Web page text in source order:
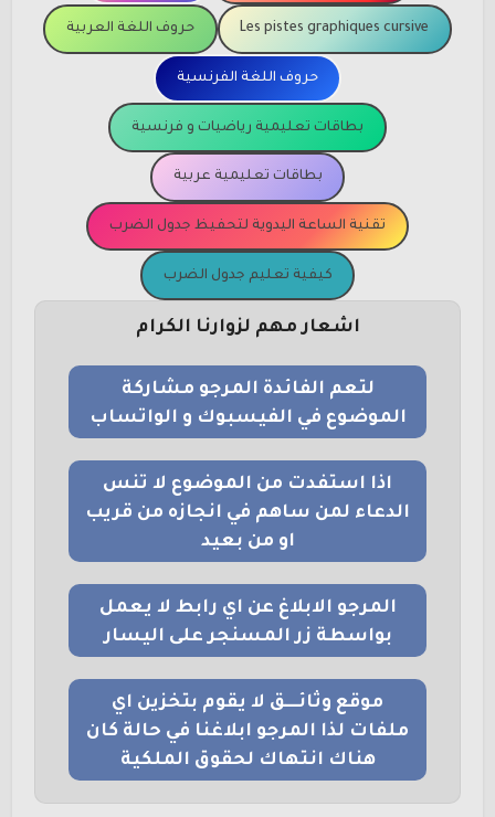
Les pistes graphiques cursive حروف اللغة العربية
حروف اللغة الفرنسية
بطاقات تعليمية رياضيات و فرنسية
بطاقات تعليمية عربية
تقنية الساعة اليدوية لتحفيظ جدول الضرب
كيفية تعليم جدول الضرب
اشعار مهم لزوارنا الكرام
لتعم الفائدة المرجو مشاركة
الموضوع في الفيسبوك و الواتساب
اذا استفدت من الموضوع لا تنس
الدعاء لمن ساهم في انجازه من قريب
او من بعيد
المرجو الابلاغ عن اي رابط لا يعمل
بواسطة زر المسنجر على اليسار
موقع وثائــــق لا يقوم بتخزين اي
ملفات لذا المرجو ابلاغنا في حالة كان
هناك انتهاك لحقوق الملكية